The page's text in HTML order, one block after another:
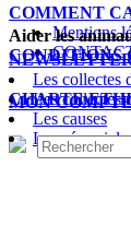
Mentions
COMMENT
CONDITIONS
CHARTE
Aider les
Les collectes
Les collectes
Les causes
Le mémorial
MON